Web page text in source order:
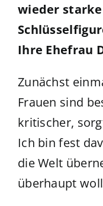
wieder starke
Ihre Ehefrau
Zunächst
Frauen sind
kritischer,
Ich bin fest
die Welt
überhaupt